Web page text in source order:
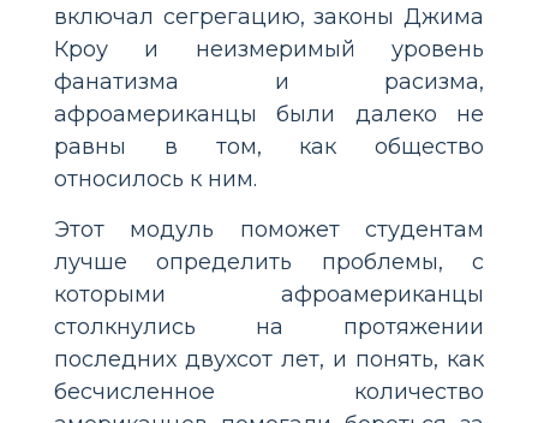
включал сегрегацию, законы Джима
Кроу и неизмеримый уровень
фанатизма и расизма,
афроамериканцы были далеко не
равны в том, как общество
относилось к ним.
Этот модуль поможет студентам
лучше определить проблемы, с
которыми афроамериканцы
столкнулись на протяжении
последних двухсот лет, и понять, как
бесчисленное количество